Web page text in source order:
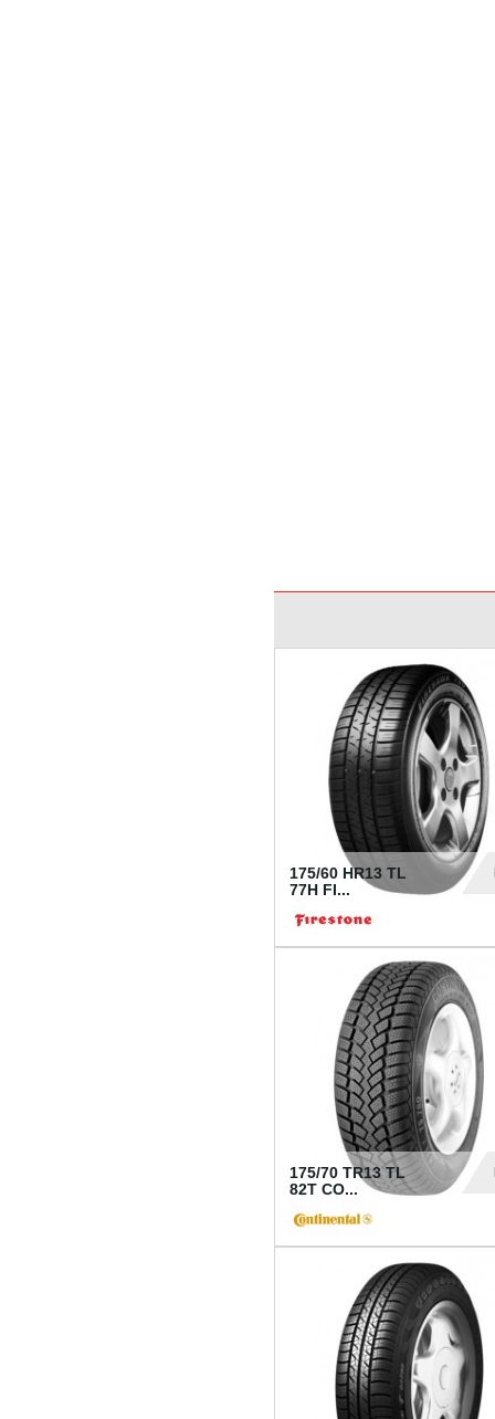
175/60 HR13 TL
77H FI...
175/70 TR13 TL
82T CO...